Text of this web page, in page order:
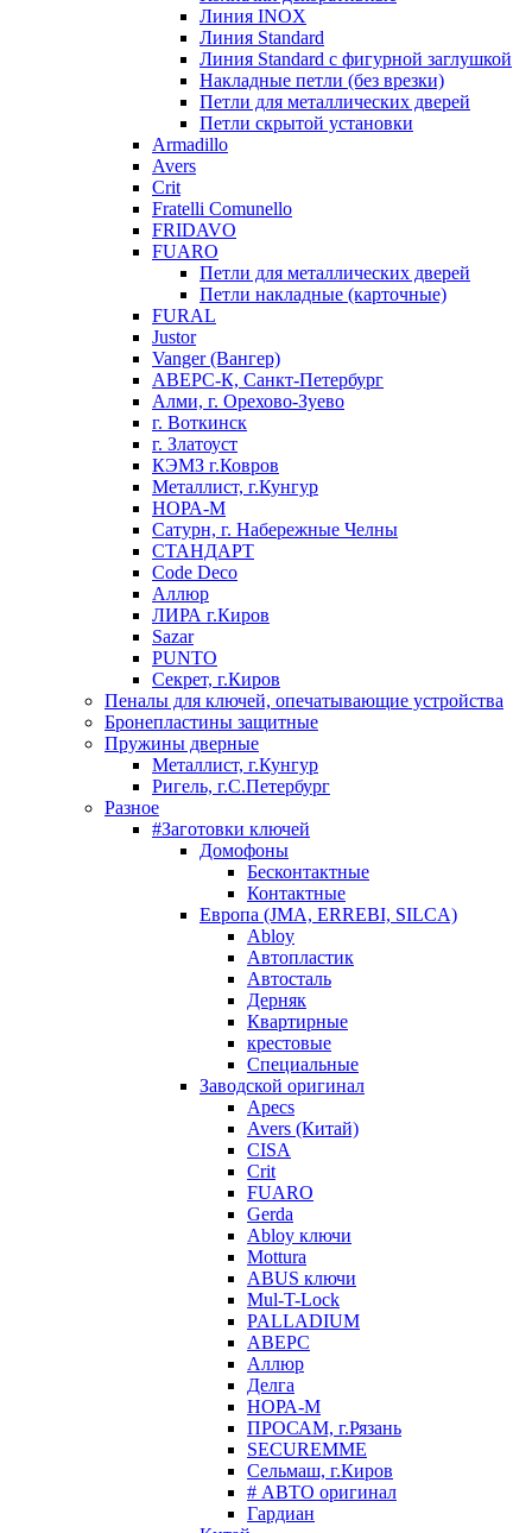
Линия INOX
Линия Standard
Линия Standard с фигурной заглушкой
Накладные петли (без врезки)
Петли для металлических дверей
Петли скрытой установки
Armadillo
Avers
Crit
Fratelli Comunello
FRIDAVO
FUARO
Петли для металлических дверей
Петли накладные (карточные)
FURAL
Justor
Vanger (Вангер)
АВЕРС-К, Санкт-Петербург
Алми, г. Орехово-Зуево
г. Воткинск
г. Златоуст
КЭМЗ г.Ковров
Металлист, г.Кунгур
НОРА-М
Сатурн, г. Набережные Челны
СТАНДАРТ
Code Deco
Аллюр
ЛИРА г.Киров
Sazar
PUNTO
Секрет, г.Киров
Пеналы для ключей, опечатывающие устройства
Бронепластины защитные
Пружины дверные
Металлист, г.Кунгур
Ригель, г.С.Петербург
Разное
#Заготовки ключей
Домофоны
Бесконтактные
Контактные
Европа (JMA, ERREBI, SILCA)
Abloy
Автопластик
Автосталь
Дерняк
Квартирные
крестовые
Специальные
Заводской оригинал
Apecs
Avers (Китай)
CISA
Crit
FUARO
Gerda
Abloy ключи
Mottura
ABUS ключи
Mul-T-Lock
PALLADIUM
АВЕРС
Аллюр
Делга
НОРА-М
ПРОСАМ, г.Рязань
SECUREMME
Сельмаш, г.Киров
# АВТО оригинал
Гардиан